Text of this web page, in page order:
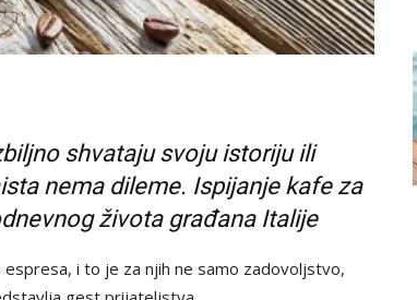
shvataju svoju istoriju ili
nema dileme. Ispijanje kafe za
života građana Italije
i to je za njih ne samo zadovoljstvo,